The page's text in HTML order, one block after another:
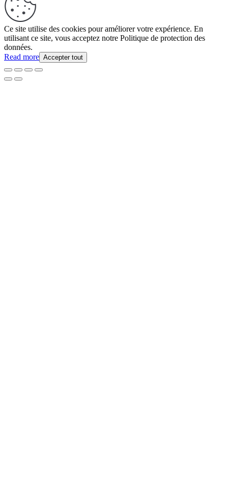
Ce site utilise des cookies pour améliorer votre expérience. En
utilisant ce site, vous acceptez notre Politique de protection des
données.
Read more Accepter tout